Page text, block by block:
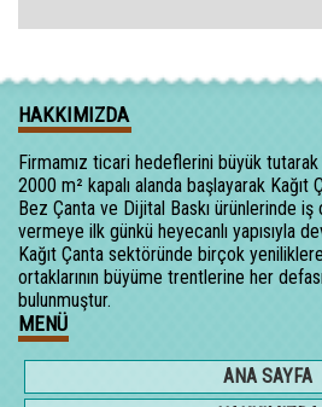
HAKKIMIZDA
Firmamız ticari hedeflerini büyük tutarak
2000 m² kapalı alanda başlayarak Kağıt
Bez Çanta ve Dijital Baskı ürünlerinde iş
vermeye ilk günkü heyecanlı yapısıyla
Kağıt Çanta sektöründe birçok
ortaklarının büyüme trentlerine her
bulunmuştur.
MENÜ
ANA SAYFA